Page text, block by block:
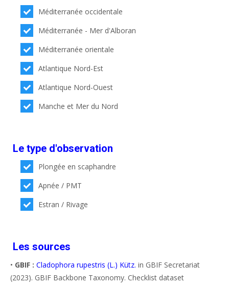
Méditerranée occidentale
Méditerranée - Mer d'Alboran
Méditerranée orientale
Atlantique Nord-Est
Atlantique Nord-Ouest
Manche et Mer du Nord
Le type d'observation
Plongée en scaphandre
Apnée / PMT
Estran / Rivage
Les sources
• GBIF : Cladophora rupestris (L.) Kütz. in GBIF Secretariat
(2023). GBIF Backbone Taxonomy. Checklist dataset